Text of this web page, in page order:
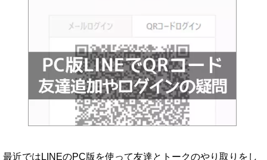
最近ではLINEのPC版を使って友達とトークのやり取りをし